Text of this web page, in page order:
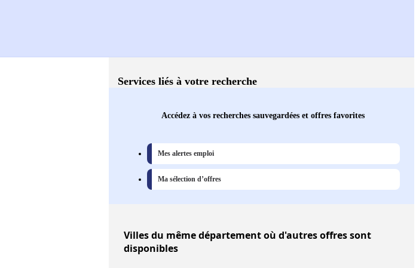
Services liés à votre recherche
Accédez à vos recherches sauvegardées et offres favorites
Mes alertes emploi
Ma sélection d’offres
Villesdu même département où d'autres offres sont
disponibles